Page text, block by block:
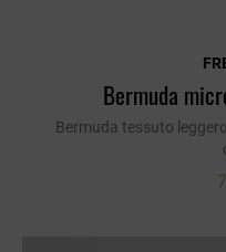
Bermuda
Bermuda tessuto